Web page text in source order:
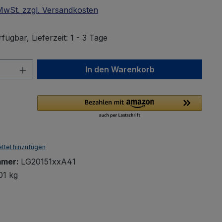
zzgl. Versandkosten
Lieferzeit: 1 - 3 Tage
Anzahl: Gib den gewünschten Wert
In den Warenkorb
hinzufügen
LG20151xxA41
kg